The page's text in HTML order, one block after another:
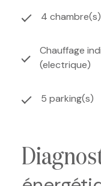
4 chambre(s)
Chauffage
(electrique)
5 parking(s)